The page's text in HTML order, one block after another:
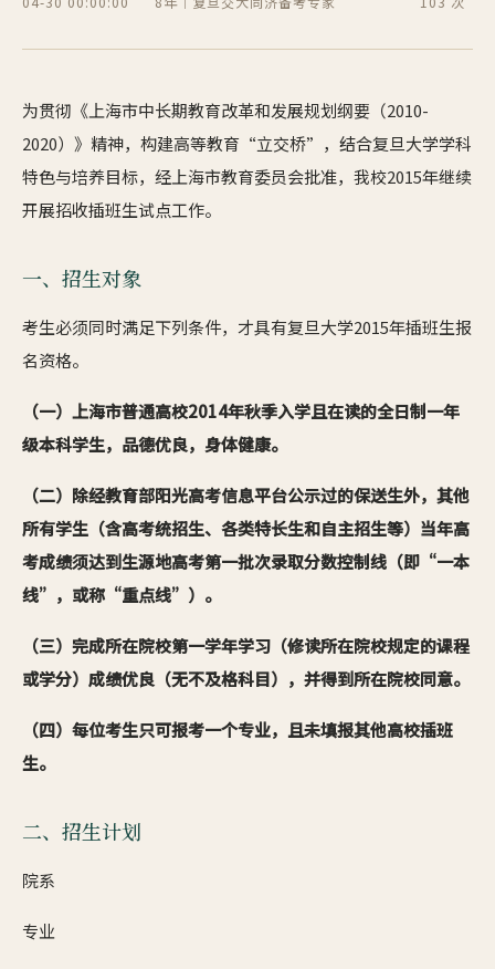
为贯彻《上海市中长期教育改革和发展规划纲要（2010-
2020）》精神，构建高等教育“立交桥”，结合复旦大学学科
特色与培养目标，经上海市教育委员会批准，我校2015年继续
开展招收插班生试点工作。
一、招生对象
考生必须同时满足下列条件，才具有复旦大学2015年插班生报
名资格。
（一）上海市普通高校2014年秋季入学且在读的全日制一年
级本科学生，品德优良，身体健康。
（二）除经教育部阳光高考信息平台公示过的保送生外，其他
所有学生（含高考统招生、各类特长生和自主招生等）当年高
考成绩须达到生源地高考第一批次录取分数控制线（即“一本
线”，或称“重点线”）。
（三）完成所在院校第一学年学习（修读所在院校规定的课程
或学分）成绩优良（无不及格科目），并得到所在院校同意。
（四）每位考生只可报考一个专业，且未填报其他高校插班
生。
二、招生计划
院系
专业